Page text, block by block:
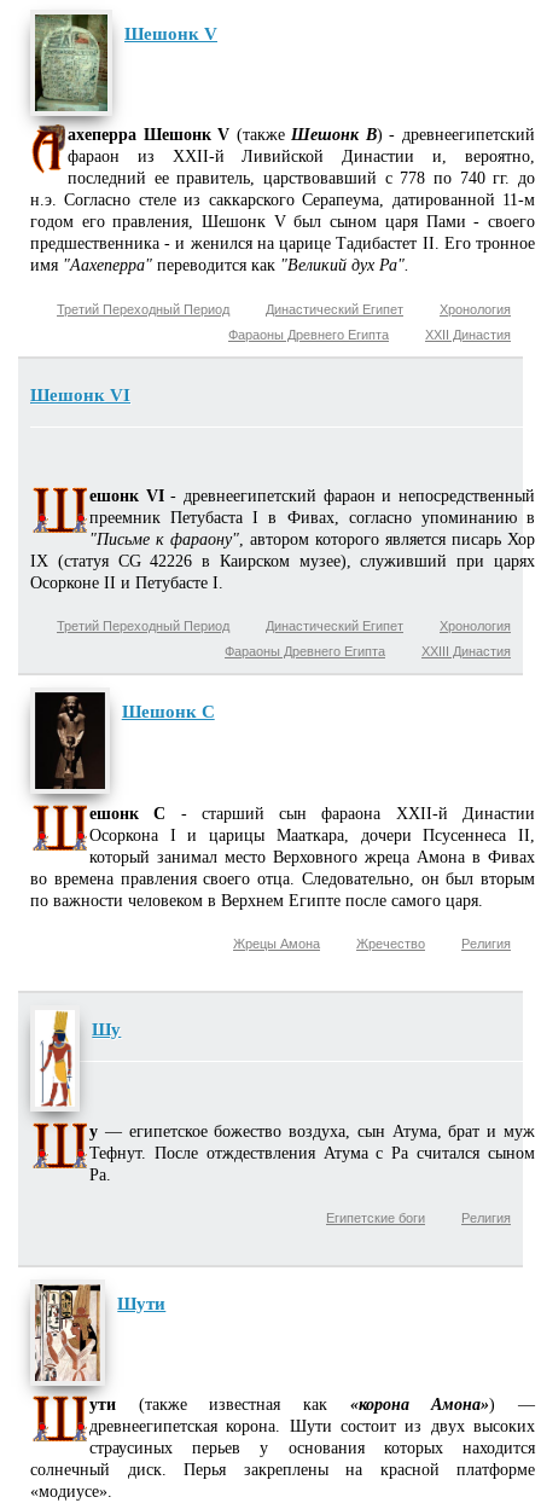
Шешонк V
ахеперра Шешонк V (такжеШешонк B) - древнеегипетский
фараон из XXII-й Ливийской Династии и, вероятно,
последний ее правитель, царствовавший с 778 по 740 гг. до
н.э. Согласно стеле из саккарского Серапеума, датированной 11-м
годом его правления, Шешонк V был сыном царя Пами - своего
предшественника - и женился на царице Тадибастет II. Его тронное
имя "Аахеперра" переводится как "Великий дух Ра".
Хронология
Династический Египет
Третий Переходный Период
XXII Династия
Фараоны Древнего Египта
Шешонк VI
ешонк VI- древнеегипетский фараон и непосредственный
преемник Петубаста I в Фивах, согласно упоминанию в
"Письме к фараону" , автором которого является писарь Хор
IX (статуя CG 42226 в Каирском музее), служивший при царях
Осорконе II и Петубасте I.
Хронология
Династический Египет
Третий Переходный Период
XXIII Династия
Фараоны Древнего Египта
Шешонк С
ешонк С - старший сын фараона XXII-й Династии
Осоркона I и царицы Мааткара, дочери Псусеннеса II,
который занимал место Верховного жреца Амона в Фивах
во времена правления своего отца. Следовательно, он был вторым
по важности человеком в Верхнем Египте после самого царя.
Религия
Жречество
Жрецы Амона
Шу
у — египетское божество воздуха, сын Атума, брат и муж
Тефнут. После отждествления Атума с Ра считался сыном
Ра.
Религия
Египетские боги
Шути
ути (также известная как «корона Амона») —
древнеегипетская корона. Шути состоит из двух высоких
страусиных перьев у основания которых находится
солнечный диск. Перья закреплены на красной платформе
«модиусе».